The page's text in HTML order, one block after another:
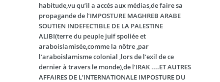
habitude,vu qu’il a accés aux médias,de faire sa
propagande de l’IMPOSTURE MAGHREB ARABE
SOUTIEN INDEFECTIBLE DE LA PALESTINE
ALIBI(terre du peuple juif spoliée et
araboislamisée,comme la nôtre ,par
l’araboislamisme colonial ,lors de l’exil de ce
dernier à travers le monde),de l’IRAK ....ET AUTRES
AFFAIRES DE L’INTERNATIONALE IMPOSTURE DU